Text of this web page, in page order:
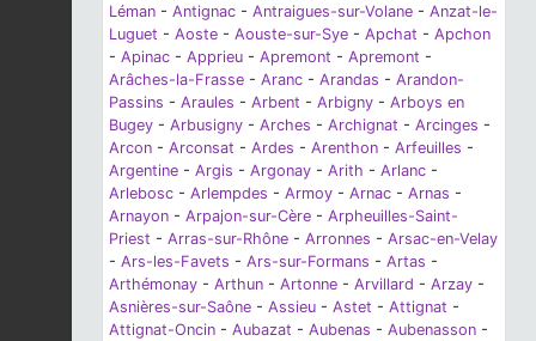
Léman - Antignac - Antraigues-sur-Volane - Anzat-le-
Luguet - Aoste - Aouste-sur-Sye - Apchat - Apchon
- Apinac - Apprieu - Apremont - Apremont -
Arâches-la-Frasse - Aranc - Arandas - Arandon-
Passins - Araules - Arbent - Arbigny - Arboys en
Bugey - Arbusigny - Arches - Archignat - Arcinges -
Arcon - Arconsat - Ardes - Arenthon - Arfeuilles -
Argentine - Argis - Argonay - Arith - Arlanc -
Arlebosc - Arlempdes - Armoy - Arnac - Arnas -
Arnayon - Arpajon-sur-Cère - Arpheuilles-Saint-
Priest - Arras-sur-Rhône - Arronnes - Arsac-en-Velay
- Ars-les-Favets - Ars-sur-Formans - Artas -
Arthémonay - Arthun - Artonne - Arvillard - Arzay -
Asnières-sur-Saône - Assieu - Astet - Attignat -
Attignat-Oncin - Aubazat - Aubenas - Aubenasson -